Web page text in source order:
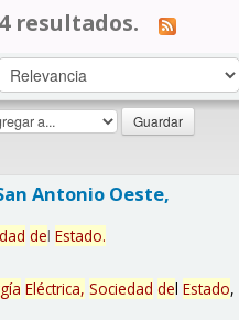
resultados.
Antonio Oeste,
del Estado.
Eléctrica, Sociedad del Estado,